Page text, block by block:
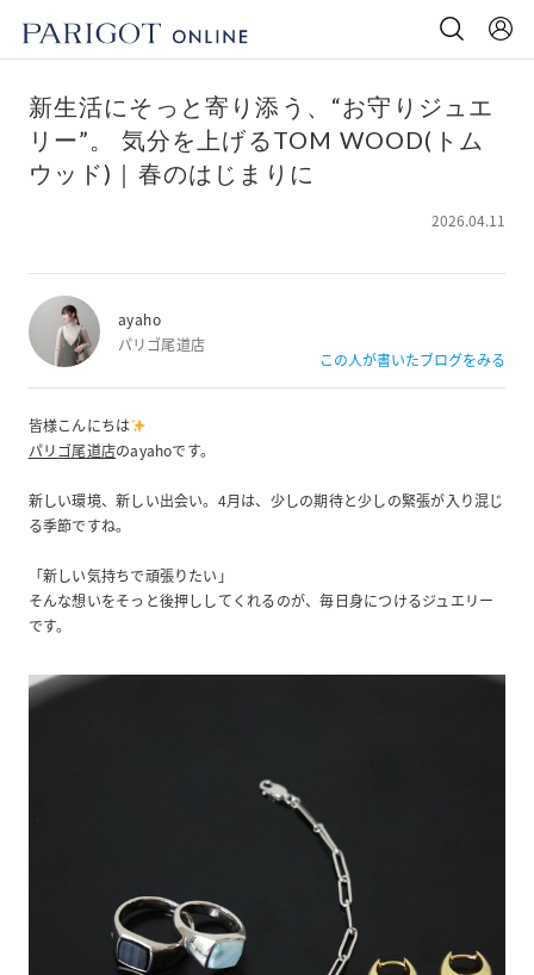
新生活にそっと寄り添う、“お守りジュエ
リー”。 気分を上げるTOM WOOD(トム
ウッド)｜春のはじまりに
2026.04.11
ayaho
パリゴ尾道店
この人が書いたブログをみる
皆様こんにちは
パリゴ尾道店のayahoです。
新しい環境、新しい出会い。4月は、少しの期待と少しの緊張が入り混じ
る季節ですね。
「新しい気持ちで頑張りたい」
そんな想いをそっと後押ししてくれるのが、毎日身につけるジュエリー
です。